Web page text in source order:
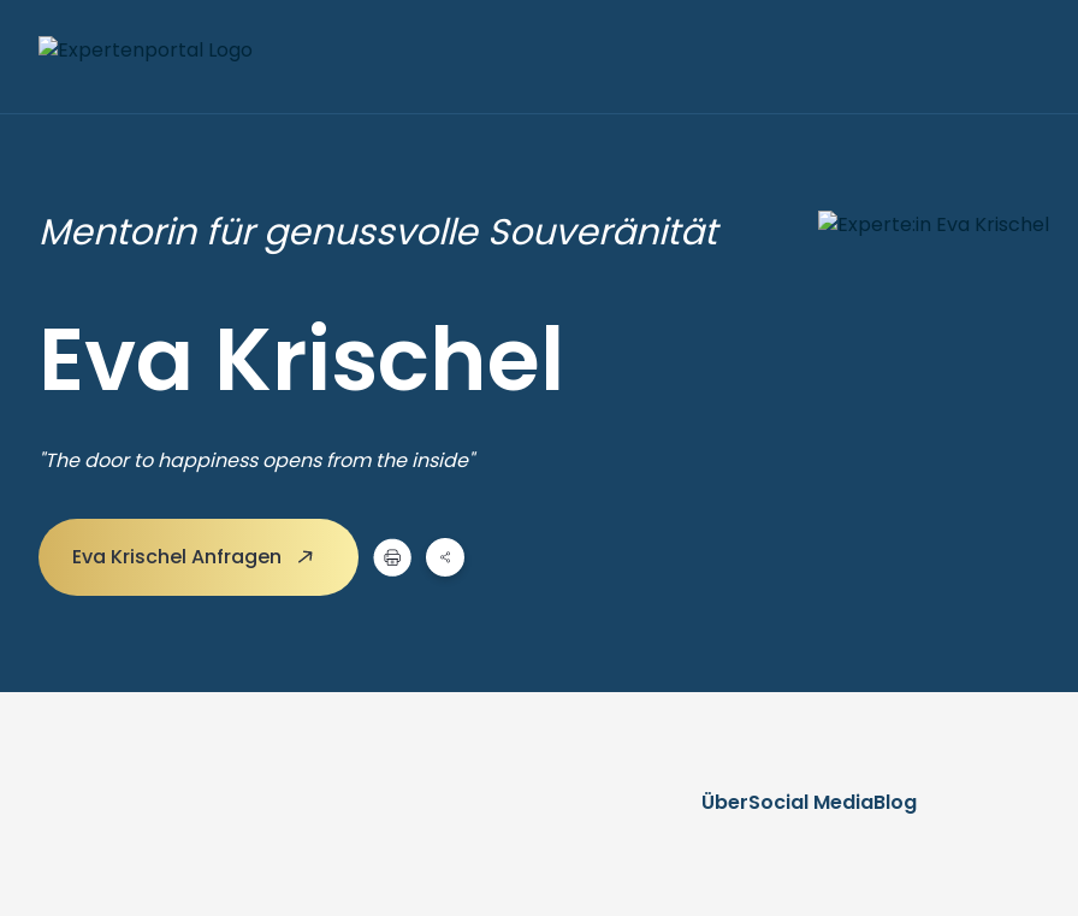
Mentorin für genussvolle Souveränität
Eva Krischel
"The door to happiness opens from the inside"
Eva Krischel Anfragen
ÜberSocial MediaBlog